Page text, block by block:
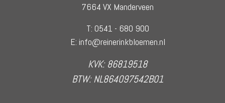
7664 VX Manderveen
T: 0541 - 680 900
E: info@reinerinkbloemen.nl
KVK: 86819518
BTW: NL864097542B01